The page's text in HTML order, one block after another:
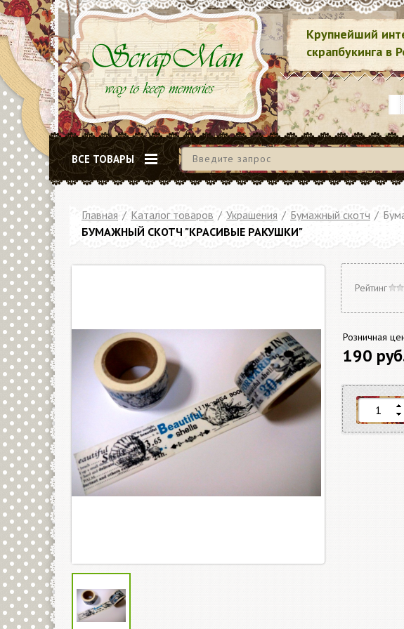
Крупнейший
скрапбукинга в
ВСЕ ТОВАРЫ
Главная / Каталог товаров / Украшения / Бумажный скотч /
БУМАЖНЫЙ СКОТЧ "КРАСИВЫЕ РАКУШКИ"
Рейтинг
Розничная
190